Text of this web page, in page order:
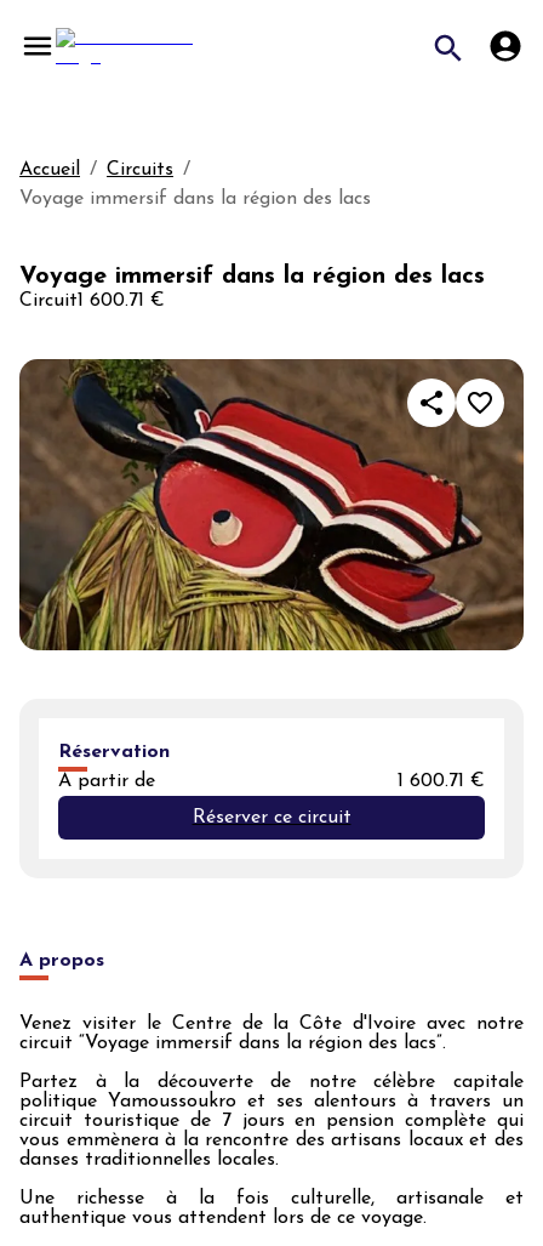
Accueil / Circuits /
Voyage immersif dans la région des lacs
Voyage immersif dans la région des lacs
Circuit1 600.71 €
Réservation
A partir de
1 600.71 €
Réserver ce circuit
A propos
Venez visiter le Centre de la Côte d'Ivoire avec notre
circuit “Voyage immersif dans la région des lacs”.
Partez à la découverte de notre célèbre capitale
politique Yamoussoukro et ses alentours à travers un
circuit touristique de 7 jours en pension complète qui
vous emmènera à la rencontre des artisans locaux et des
danses traditionnelles locales.
Une richesse à la fois culturelle, artisanale et
authentique vous attendent lors de ce voyage.